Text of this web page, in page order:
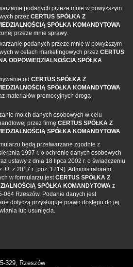
podanych przeze mnie w powyższym
przez CERTUS SPÓŁKA Z
SPÓŁKA KOMANDYTOWA
przeze mnie sprawy.
podanych przeze mnie w powyższym
w celach marketingowych przez CERTUS
ODPOWIEDZIALNOŚCIĄ SPÓŁKA
od CERTUS SPÓŁKA Z
SPÓŁKA KOMANDYTOWA
materiałów promocyjnych drogą
moich danych osobowych w celu
przez firmę CERTUS SPÓŁKA Z
SPÓŁKA KOMANDYTOWA
będą przetwarzane zgodnie z
1997 r. o ochronie danych osobowych
ustawy z dnia 18 lipca 2002 r. o świadczeniu
U. z 2017 r. ,poz. 1219). Administratorem
w formularzu jestCERTUS SPÓŁKA Z
SPÓŁKA KOMANDYTOWA z
064 Rzeszów. Podanie danych jest
dotyczą przysługuje prawo dostępu do jej
lub usunięcia.
329, Rzeszów